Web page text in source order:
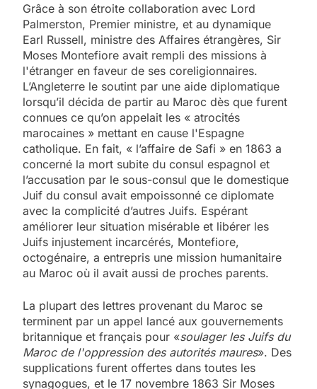
Grâce à son étroite collaboration avec Lord
Palmerston, Premier ministre, et au dynamique
Earl Russell, ministre des Affaires étrangères, Sir
Moses Montefiore avait rempli des missions à
l'étranger en faveur de ses coreligionnaires.
L’Angleterre le soutint par une aide diplomatique
lorsqu’il décida de partir au Maroc dès que furent
connues ce qu’on appelait les « atrocités
marocaines » mettant en cause l'Espagne
catholique. En fait, « l’affaire de Safi » en 1863 a
concerné la mort subite du consul espagnol et
l’accusation par le sous-consul que le domestique
Juif du consul avait empoissonné ce diplomate
avec la complicité d’autres Juifs. Espérant
améliorer leur situation misérable et libérer les
Juifs injustement incarcérés, Montefiore,
octogénaire, a entrepris une mission humanitaire
au Maroc où il avait aussi de proches parents.
La plupart des lettres provenant du Maroc se
terminent par un appel lancé aux gouvernements
britannique et français pour «soulager les Juifs du
Maroc de l'oppression des autorités maures». Des
supplications furent offertes dans toutes les
synagogues, et le 17 novembre 1863 Sir Moses